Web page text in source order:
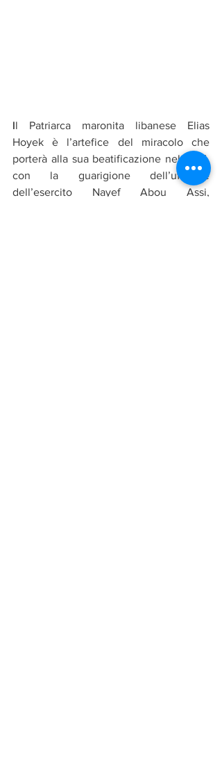
Il Patriarca maronita libanese Elias
Hoyek è l’artefice del miracolo che
porterà alla sua beatificazione nel 1965,
con la guarigione dell’ufficiale
dell’esercito Nayef Abou Assi,